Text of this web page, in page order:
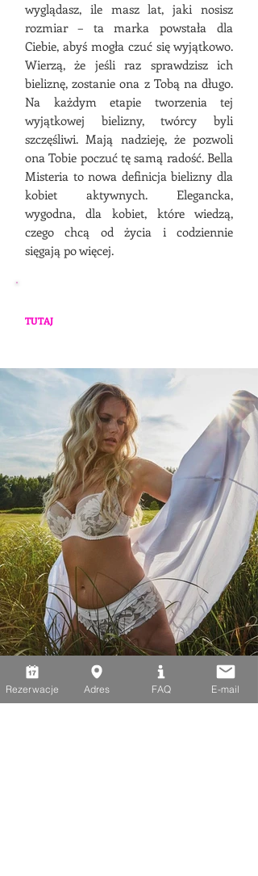
wyglądasz, ile masz lat, jaki nosisz
rozmiar – ta marka powstała dla
Ciebie, abyś mogła czuć się wyjątkowo.
Wierzą, że jeśli raz sprawdzisz ich
bieliznę, zostanie ona z Tobą na długo.
Na każdym etapie tworzenia tej
wyjątkowej bielizny, twórcy byli
szczęśliwi. Mają nadzieję, że pozwoli
ona Tobie poczuć tę samą radość. Bella
Misteria to nowa definicja bielizny dla
kobiet aktywnych. Elegancka,
wygodna, dla kobiet, które wiedzą,
czego chcą od życia i codziennie
sięgają po więcej.
TUTAJ
Rezerwacje Adres FAQ E-mail